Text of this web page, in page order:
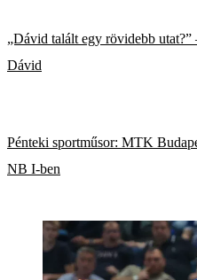
„Dávid talált egy rövidebb
Dávid
Pénteki sportműsor: MTK
NB I-ben